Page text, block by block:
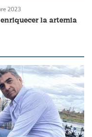
la artemia
2023